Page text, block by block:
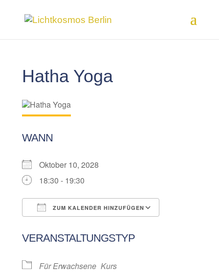
Hatha Yoga
WANN
Oktober 10, 2028
18:30 - 19:30
ZUM KALENDER HINZUFÜGEN
VERANSTALTUNGSTYP
Für Erwachsene Kurs